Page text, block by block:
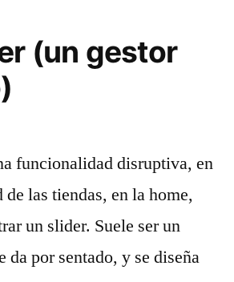
(un gestor
funcionalidad disruptiva, en
las tiendas, en la home,
un slider. Suele ser un
da por sentado, y se diseña